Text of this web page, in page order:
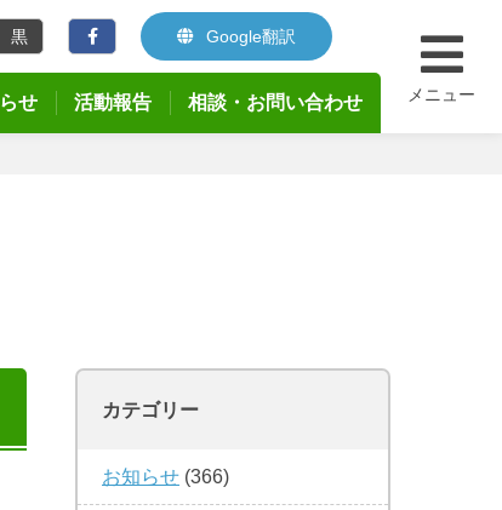
黒 Google翻訳
せ 活動報告 相談・お問い合わせ メニュー
カテゴリー
お知らせ (366)